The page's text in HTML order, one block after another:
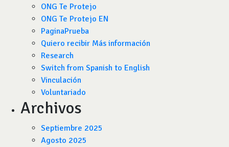
ONG Te Protejo
ONG Te Protejo EN
PaginaPrueba
Quiero recibir Más información
Research
Switch from Spanish to English
Vinculación
Voluntariado
Archivos
Septiembre 2025
Agosto 2025